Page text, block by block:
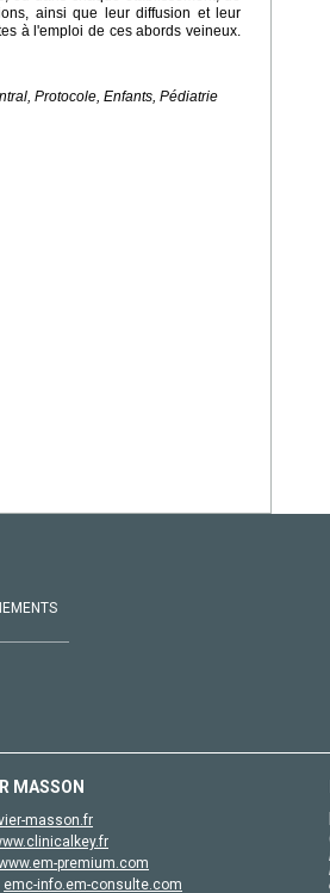
ainsi que leur diffusion et leur
à l'emploi de ces abords veineux.
Protocole, Enfants, Pédiatrie
MASSON
masson.fr
premium.com
emc-info.em-consulte.com